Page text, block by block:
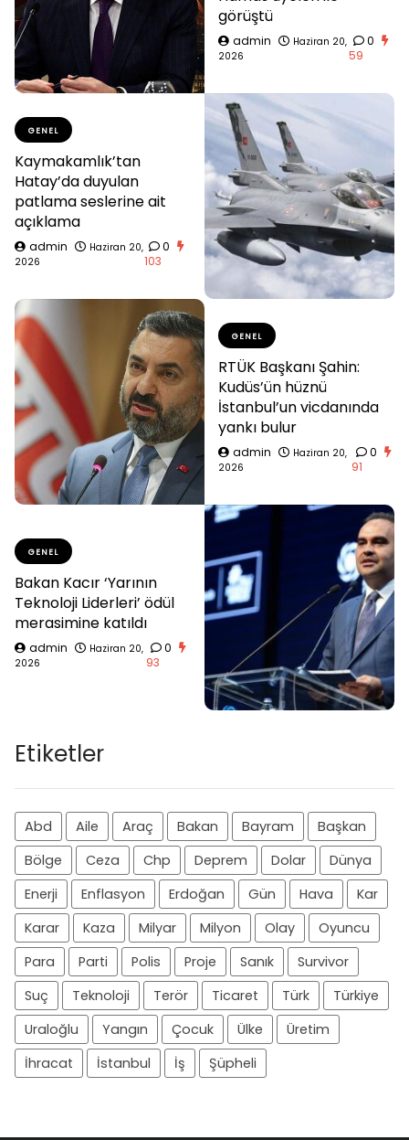
görüştü
admin
Haziran 20,
2026
0
59
GENEL
Kaymakamlık’tan
Hatay’da duyulan
patlama seslerine ait
açıklama
admin
Haziran 20,
2026
0
103
GENEL
RTÜK Başkanı Şahin:
Kudüs’ün hüznü
İstanbul’un vicdanında
yankı bulur
admin
Haziran 20,
2026
0
91
GENEL
Bakan Kacır ‘Yarının
Teknoloji Liderleri’ ödül
merasimine katıldı
admin
Haziran 20,
2026
0
93
Etiketler
Abd Aile Araç Bakan Bayram
Başkan
Bölge
Ceza Chp Deprem Dolar
Dünya
Enerji
Enflasyon Erdoğan Gün Hava
Kar
Karar
Kaza Milyar Milyon Olay
Oyuncu
Para
Parti Polis Proje Sanık
Survivor
Suç
Teknoloji Terör Ticaret Türk
Türkiye
Uraloğlu
Yangın Çocuk Ülke
Üretim
İhracat
İstanbul İş Şüpheli